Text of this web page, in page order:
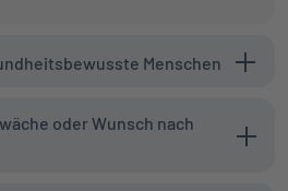
Menschen
oder Wunsch nach